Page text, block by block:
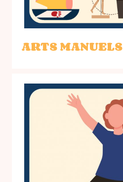
ARTS MANUELS